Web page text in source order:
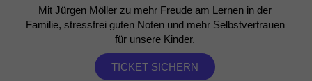
Mit Jürgen Möller zu mehr Freude am Lernen in der
Familie, stressfrei guten Noten und mehr Selbstvertrauen
für unsere Kinder.
TICKET SICHERN